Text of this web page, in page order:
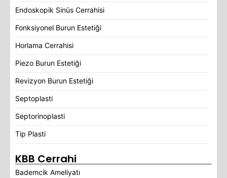
Endoskopik Sinüs Cerrahisi
Fonksiyonel Burun Estetiği
Horlama Cerrahisi
Piezo Burun Estetiği
Revizyon Burun Estetiği
Septoplasti
Septorinoplasti
Tip Plasti
KBB Cerrahi
Bademcik Ameliyatı